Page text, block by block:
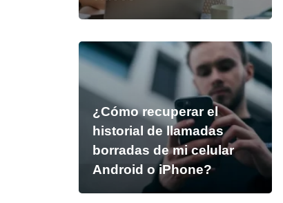
¿Cómo recuperar el
historial de llamadas
borradas de mi celular
Android o iPhone?